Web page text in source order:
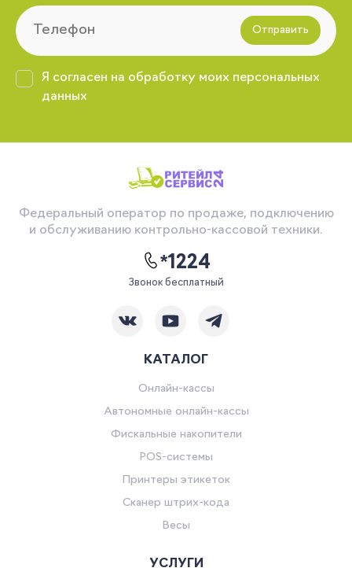
Отправить
Я согласен на обработку моих персональных
данных
Федеральный оператор по продаже, подключению
и обслуживанию контрольно-кассовой техники.
*1224
Звонок бесплатный
КАТАЛОГ
Онлайн-кассы
Автономные онлайн-кассы
Фискальные накопители
POS-системы
Принтеры этикеток
Сканер штрих-кода
Весы
УСЛУГИ